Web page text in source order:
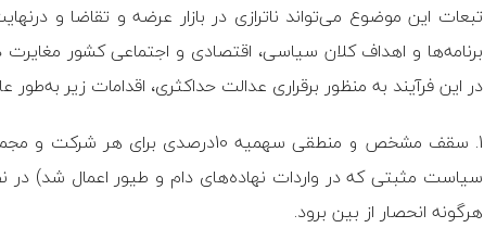
تبعات این موضوع می‌تواند ناترازی در بازار عرضه و تقاضا و
برنامه‌ها و اهداف کلان سیاسی، اقتصادی و اجتماعی کشور مغایرت
در این فرآیند به منظور برقراری عدالت حداکثری، اقدامات زیر
سیاست مثبتی که در واردات نهاده‌های دام و طیور اعمال شد) در
هرگونه انحصار از بین برود.